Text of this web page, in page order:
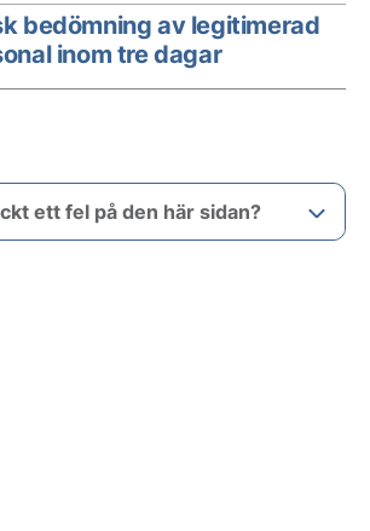
bedömning av legitimerad
inom tre dagar
ett fel på den här sidan?